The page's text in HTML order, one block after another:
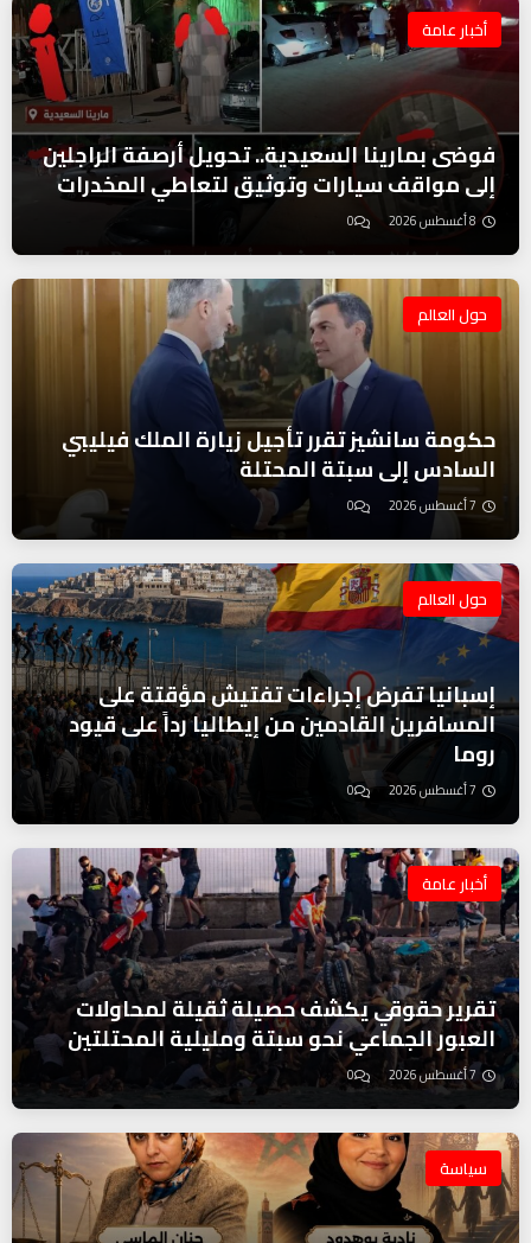
أخبار عامة
فوضى بمارينا السعيدية.. تحويل أرصفة الراجلين
إلى مواقف سيارات وتوثيق لتعاطي المخدرات
8 أغسطس 2026 0
حول العالم
حكومة سانشيز تقرر تأجيل زيارة الملك فيليبي
السادس إلى سبتة المحتلة
7 أغسطس 2026 0
حول العالم
إسبانيا تفرض إجراءات تفتيش مؤقتة على
المسافرين القادمين من إيطاليا رداً على قيود
روما
7 أغسطس 2026 0
أخبار عامة
تقرير حقوقي يكشف حصيلة ثقيلة لمحاولات
العبور الجماعي نحو سبتة ومليلية المحتلتين
7 أغسطس 2026 0
سياسة